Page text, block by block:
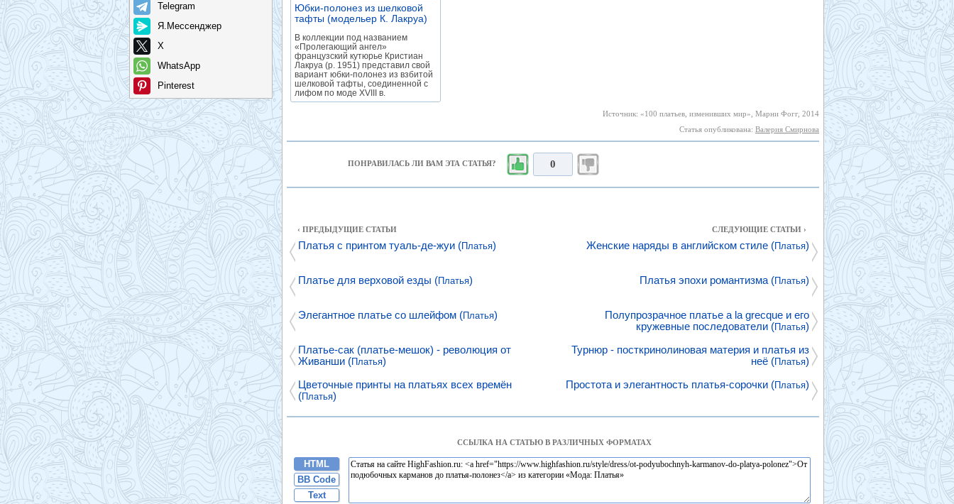
Telegram
Я.Мессенджер
X
WhatsApp
Pinterest
Юбки-полонез из шелковой
тафты (модельер К. Лакруа)
В коллекции под названием
«Пролегающий ангел»
французский кутюрье Кристиан
Лакруа (р. 1951) представил свой
вариант юбки-полонез из взбитой
шелковой тафты, соединенной с
лифом по моде XVIII в.
Источник: «100 платьев, изменивших мир», Марни Фогг, 2014
Статья опубликована: Валерия Смирнова
ПОНРАВИЛАСЬ ЛИ ВАМ ЭТА СТАТЬЯ? 0
‹ ПРЕДЫДУЩИЕ СТАТЬИ
Платья с принтом туаль-де-жуи ( Платья)
Платье для верховой езды ( Платья)
Элегантное платье со шлейфом ( Платья)
Платье-сак (платье-мешок) - революция от
Живанши ( Платья)
Цветочные принты на платьях всех времён
( Платья)
СЛЕДУЮЩИЕ СТАТЬИ ›
Женские наряды в английском стиле ( Платья)
Платья эпохи романтизма ( Платья)
Полупрозрачное платье a la grecque и его
кружевные последователи ( Платья)
Турнюр - посткринолиновая материя и платья из
неё ( Платья)
Простота и элегантность платья-сорочки ( Платья)
ССЫЛКА НА СТАТЬЮ В РАЗЛИЧНЫХ ФОРМАТАХ
HTML
BB Code
Text